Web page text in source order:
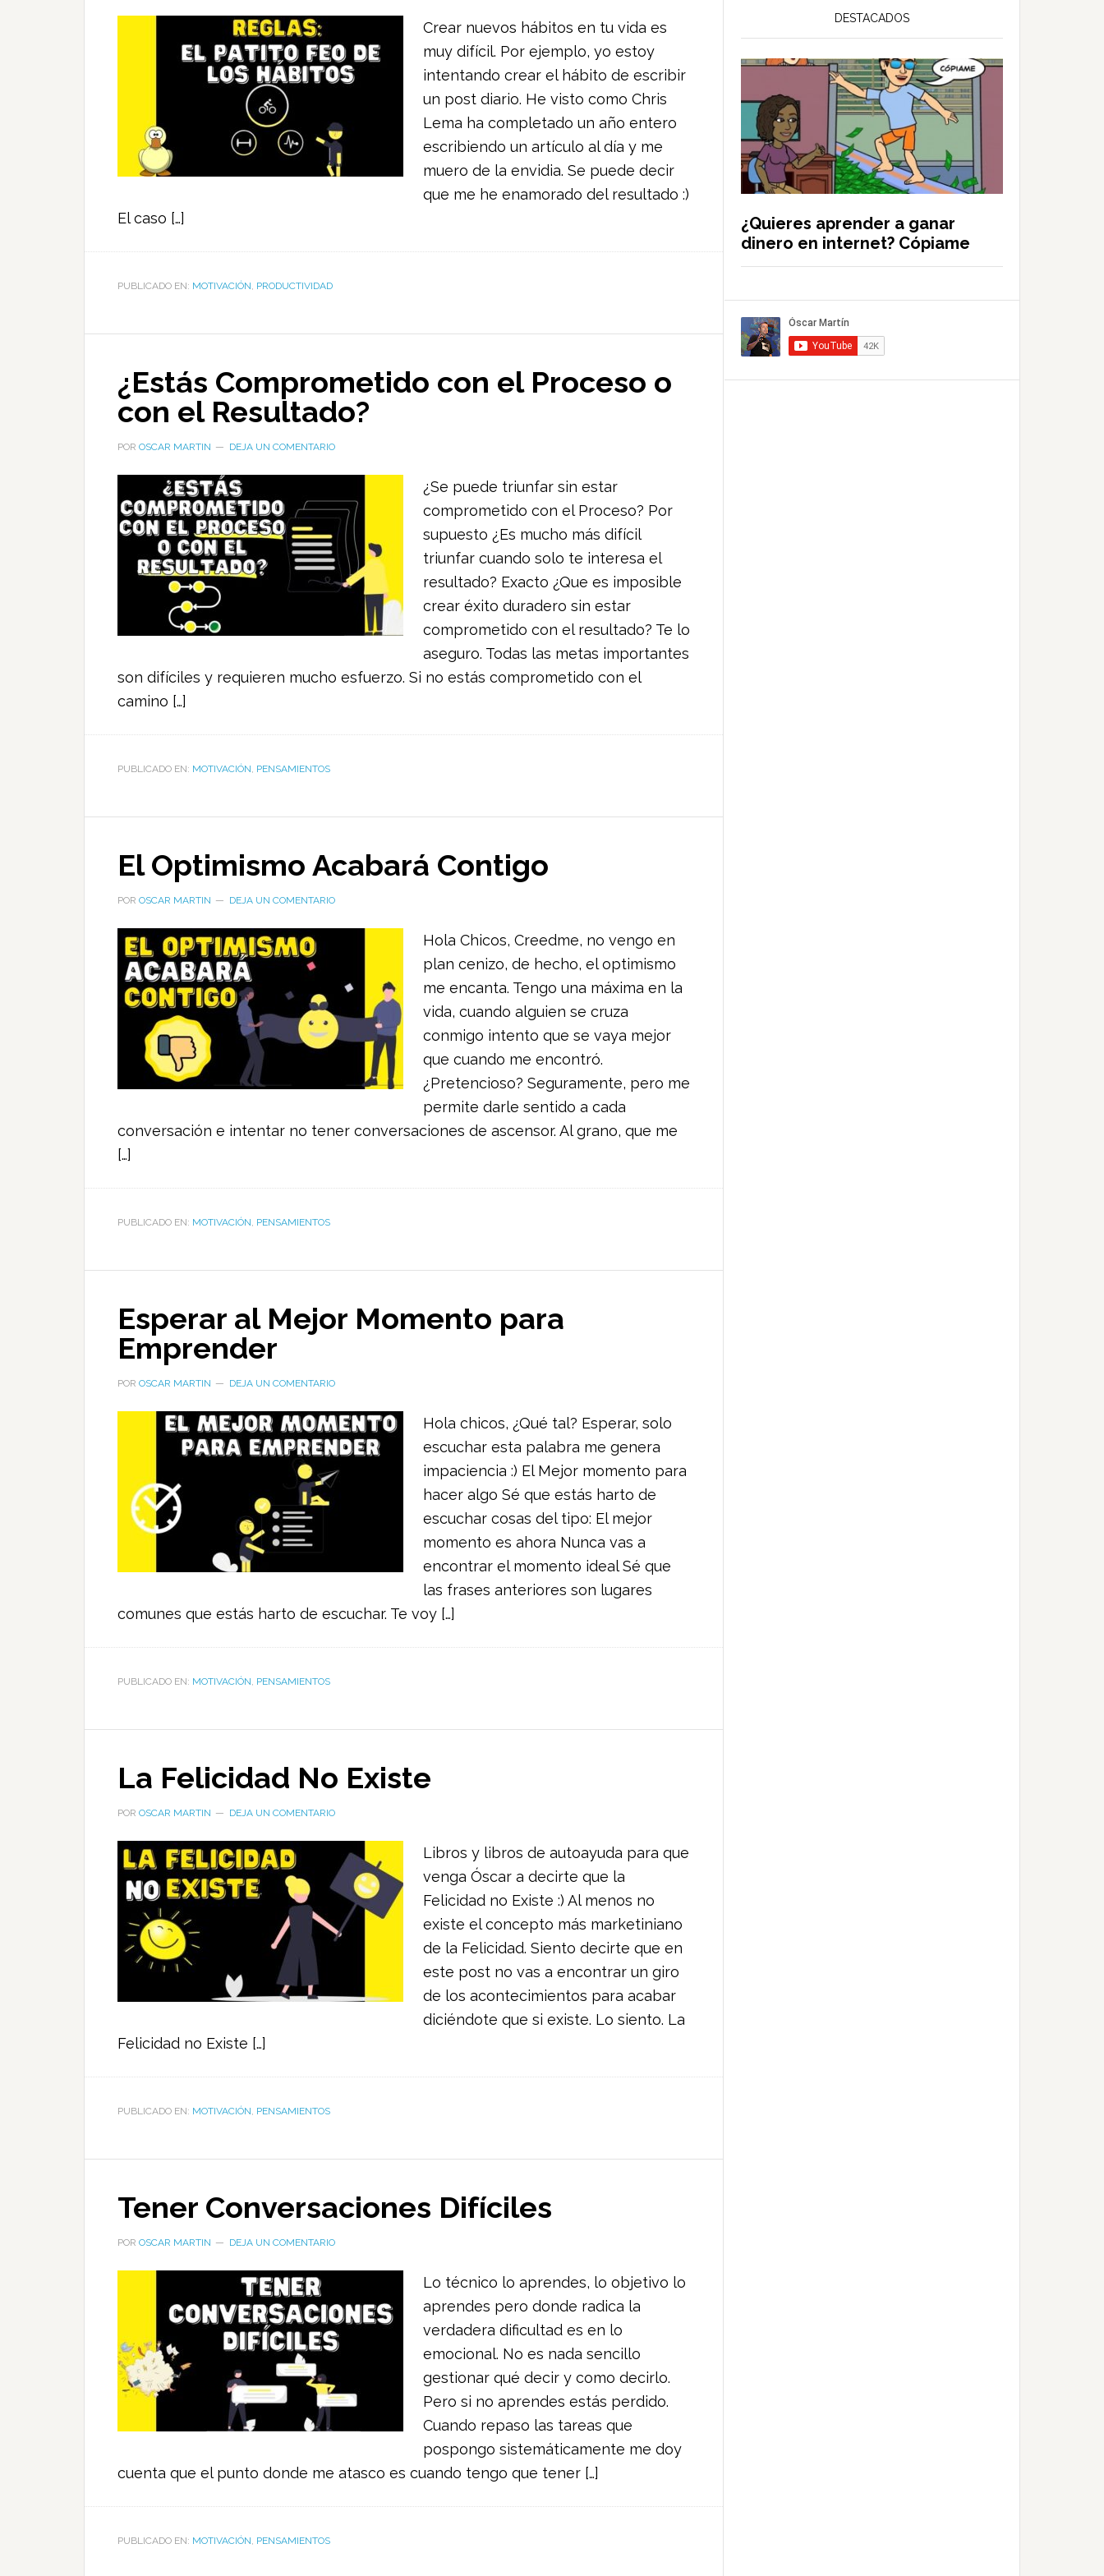
Crear nuevos hábitos en tu vida es
muy difícil. Por ejemplo, yo estoy
intentando crear el hábito de escribir
un post diario. He visto como Chris
Lema ha completado un año entero
escribiendo un artículo al día y me
muero de la envidia. Se puede decir
que me he enamorado del resultado :)
El caso […]
PUBLICADO EN: MOTIVACIÓN, PRODUCTIVIDAD
¿Estás Comprometido con el Proceso o
con el Resultado?
POR OSCAR MARTIN DEJA UN COMENTARIO
¿Se puede triunfar sin estar
comprometido con el Proceso? Por
supuesto ¿Es mucho más difícil
triunfar cuando solo te interesa el
resultado? Exacto ¿Que es imposible
crear éxito duradero sin estar
comprometido con el resultado? Te lo
aseguro. Todas las metas importantes
son difíciles y requieren mucho esfuerzo. Si no estás comprometido con el
camino […]
PUBLICADO EN: MOTIVACIÓN, PENSAMIENTOS
El Optimismo Acabará Contigo
POR OSCAR MARTIN DEJA UN COMENTARIO
Hola Chicos, Creedme, no vengo en
plan cenizo, de hecho, el optimismo
me encanta. Tengo una máxima en la
vida, cuando alguien se cruza
conmigo intento que se vaya mejor
que cuando me encontró.
¿Pretencioso? Seguramente, pero me
permite darle sentido a cada
conversación e intentar no tener conversaciones de ascensor. Al grano, que me
[…]
PUBLICADO EN: MOTIVACIÓN, PENSAMIENTOS
Esperar al Mejor Momento para
Emprender
POR OSCAR MARTIN DEJA UN COMENTARIO
Hola chicos, ¿Qué tal? Esperar, solo
escuchar esta palabra me genera
impaciencia :) El Mejor momento para
hacer algo Sé que estás harto de
escuchar cosas del tipo: El mejor
momento es ahora Nunca vas a
encontrar el momento ideal Sé que
las frases anteriores son lugares
comunes que estás harto de escuchar. Te voy […]
PUBLICADO EN: MOTIVACIÓN, PENSAMIENTOS
La Felicidad No Existe
POR OSCAR MARTIN DEJA UN COMENTARIO
Libros y libros de autoayuda para que
venga Óscar a decirte que la
Felicidad no Existe :) Al menos no
existe el concepto más marketiniano
de la Felicidad. Siento decirte que en
este post no vas a encontrar un giro
de los acontecimientos para acabar
diciéndote que si existe. Lo siento. La
Felicidad no Existe […]
PUBLICADO EN: MOTIVACIÓN, PENSAMIENTOS
Tener Conversaciones Difíciles
POR OSCAR MARTIN DEJA UN COMENTARIO
Lo técnico lo aprendes, lo objetivo lo
aprendes pero donde radica la
verdadera dificultad es en lo
emocional. No es nada sencillo
gestionar qué decir y como decirlo.
Pero si no aprendes estás perdido.
Cuando repaso las tareas que
pospongo sistemáticamente me doy
cuenta que el punto donde me atasco es cuando tengo que tener […]
PUBLICADO EN: MOTIVACIÓN, PENSAMIENTOS
DESTACADOS
¿Quieres aprender a ganar
dinero en internet? Cópiame